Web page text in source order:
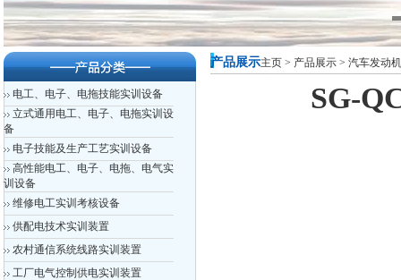
电工、电子、电拖技能实训设备
立式通用电工、电子、电拖实训设
备
电子技能及生产工艺实训设备
高性能电工、电子、电拖、电气实
训设备
维修电工实训考核设备
供配电技术实训装置
农村通信系统线路实训装置
工厂电气控制供电实训装置
产品展示主页 > 产品展示 > 汽车发动
SG-